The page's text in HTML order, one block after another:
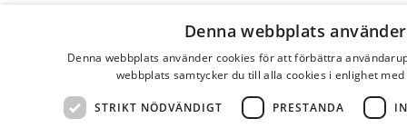
Denna webbplats
Denna webbplats använder cookies för att förbättra
webbplats samtycker du till alla cookies i enlighet
STRIKT NÖDVÄNDIGT PRESTANDA